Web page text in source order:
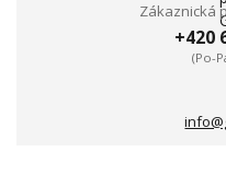
Zákaznická
+420
(Po-